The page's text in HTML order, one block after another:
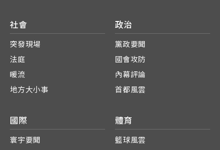
社會
突發現場
法庭
暖流
地方大小事
政治
黨政要聞
國會攻防
內幕評論
首都風雲
國際
寰宇要聞
體育
籃球風雲